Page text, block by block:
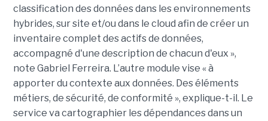
classification des données dans les environnements
hybrides, sur site et/ou dans le cloud afin de créer un
inventaire complet des actifs de données,
accompagné d'une description de chacun d'eux »,
note Gabriel Ferreira. L’autre module vise « à
apporter du contexte aux données. Des éléments
métiers, de sécurité, de conformité », explique-t-il. Le
service va cartographier les dépendances dans un